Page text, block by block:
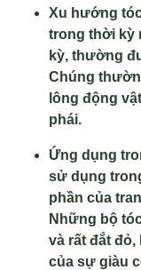
Xu hướng
trong thời kỳ
kỳ, thường
Chúng
lông động
phái.
Ứng dụng
sử dụng
phần của
Những bộ
và rất đắt
của sự giàu